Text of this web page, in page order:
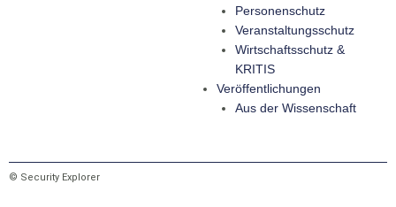
Personenschutz
Veranstaltungsschutz
Wirtschaftsschutz &
KRITIS
Veröffentlichungen
Aus der Wissenschaft
© Security Explorer